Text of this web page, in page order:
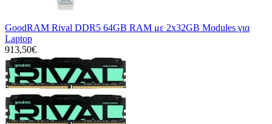
GoodRAM Rival DDR5 64GB RAM με 2x32GB Modules για
Laptop
913,50€